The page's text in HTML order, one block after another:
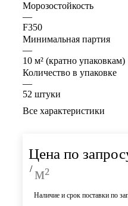
Морозостойкость
—
F350
Минимальная партия
—
10 м² (кратно упаковкам)
Количество в упаковке
—
52 штуки
Все характеристики
Цена по
/ м²
Наличие и срок поставки по